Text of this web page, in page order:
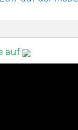
auf